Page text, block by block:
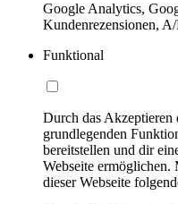
Google Analytics,
Kundenrezensionen,
Funktional
Durch das
grundlegenden
bereitstellen und dir
Webseite
dieser Webseite